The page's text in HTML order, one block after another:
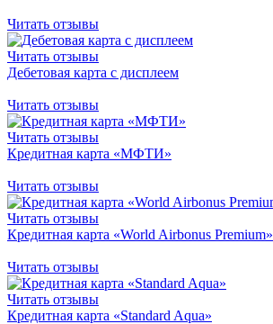
Читать отзывы
Читать отзывы
Дебетовая карта с дисплеем
Читать отзывы
Читать отзывы
Кредитная карта «МФТИ»
Читать отзывы
Читать отзывы
Кредитная карта «World Airbonus Premium»
Читать отзывы
Читать отзывы
Кредитная карта «Standard Aqua»